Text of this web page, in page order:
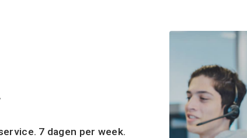
7 dagen per week.